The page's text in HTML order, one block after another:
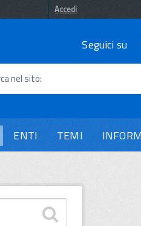
Accedi
Seguici su
nel sito
ENTI TEMI